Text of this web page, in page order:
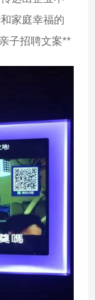
家庭幸福的
子招聘文案**